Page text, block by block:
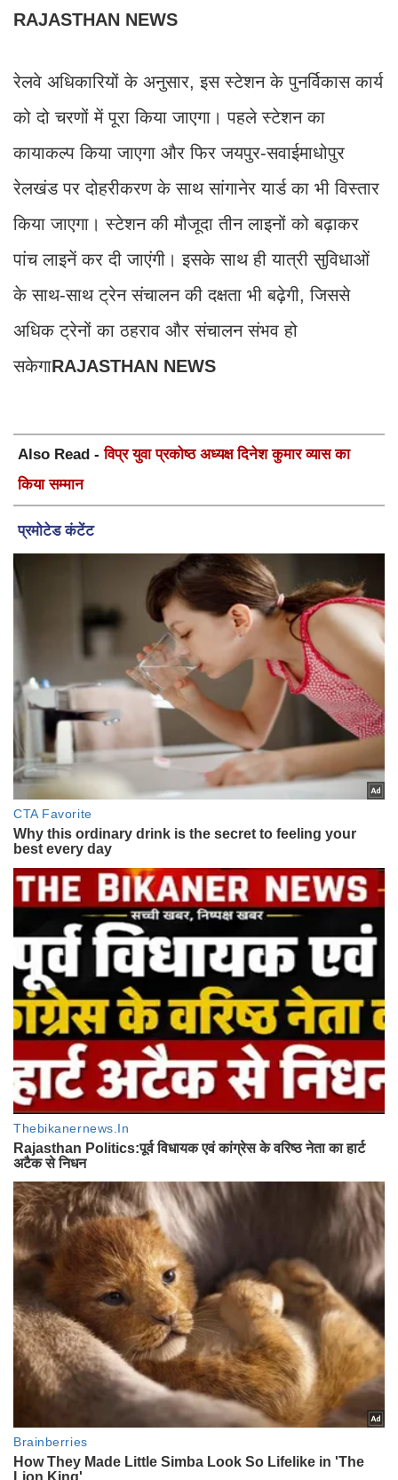
RAJASTHAN NEWS
रेलवे अधिकारियों के अनुसार, इस स्टेशन के पुनर्विकास कार्य
को दो चरणों में पूरा किया जाएगा। पहले स्टेशन का
कायाकल्प किया जाएगा और फिर जयपुर-सवाईमाधोपुर
रेलखंड पर दोहरीकरण के साथ सांगानेर यार्ड का भी विस्तार
किया जाएगा। स्टेशन की मौजूदा तीन लाइनों को बढ़ाकर
पांच लाइनें कर दी जाएंगी। इसके साथ ही यात्री सुविधाओं
के साथ-साथ ट्रेन संचालन की दक्षता भी बढ़ेगी, जिससे
अधिक ट्रेनों का ठहराव और संचालन संभव हो
सकेगाRAJASTHAN NEWS
Also Read -विप्र युवा प्रकोष्ठ अध्यक्ष दिनेश कुमार व्यास का
किया सम्मान